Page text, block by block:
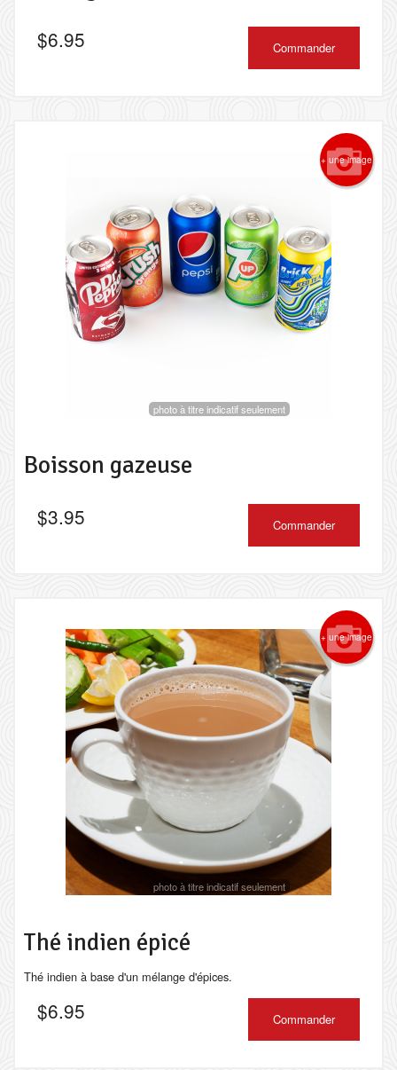
$6.95 Commander
+ une image
photo à titre indicatif seulement
Boisson gazeuse
$3.95 Commander
+ une image
photo à titre indicatif seulement
Thé indien épicé
Thé indien à base d'un mélange d'épices.
$6.95 Commander